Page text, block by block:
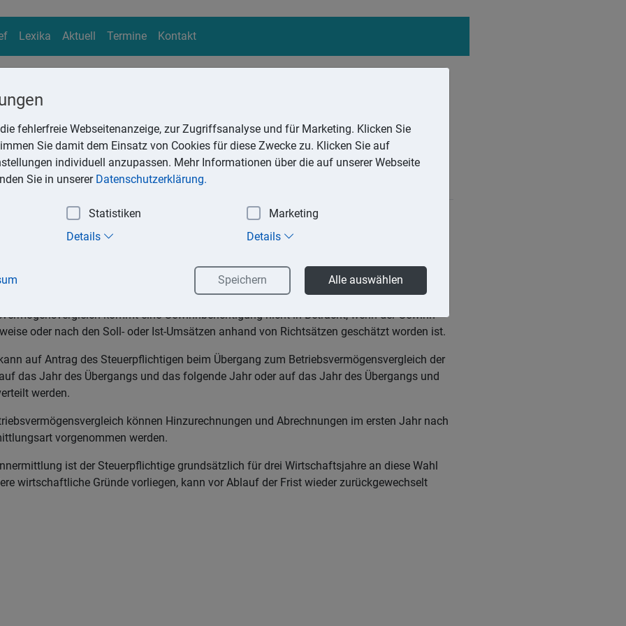
Lexika Aktuell Termine Kontakt
Suchen
Gewinnermittlungsart (von der Einnahmen-Überschuss-Rechnung zum
umgekehrt), sind Gewinnkorrekturen durch Hinzurechnungen und Abrechnungen
kommt eine Gewinnberichtigung nicht in Betracht, wenn der Gewinn
oder nach den Soll- oder Ist-Umsätzen anhand von Richtsätzen geschätzt worden ist.
auf Antrag des Steuerpflichtigen beim Übergang zum Betriebsvermögensvergleich der
das Jahr des Übergangs und das folgende Jahr oder auf das Jahr des Übergangs und
werden.
können Hinzurechnungen und Abrechnungen im ersten Jahr nach
vorgenommen werden.
ist der Steuerpflichtige grundsätzlich für drei Wirtschaftsjahre an diese Wahl
wirtschaftliche Gründe vorliegen, kann vor Ablauf der Frist wieder zurückgewechselt
fehlerfreie Webseitenanzeige, zur Zugriffsanalyse und für Marketing. Klicken Sie
Sie damit dem Einsatz von Cookies für diese Zwecke zu. Klicken Sie auf
individuell anzupassen. Mehr Informationen über die auf unserer Webseite
Sie in unserer Datenschutzerklärung.
Statistiken
Marketing
Details Details
Speichern Alle auswählen